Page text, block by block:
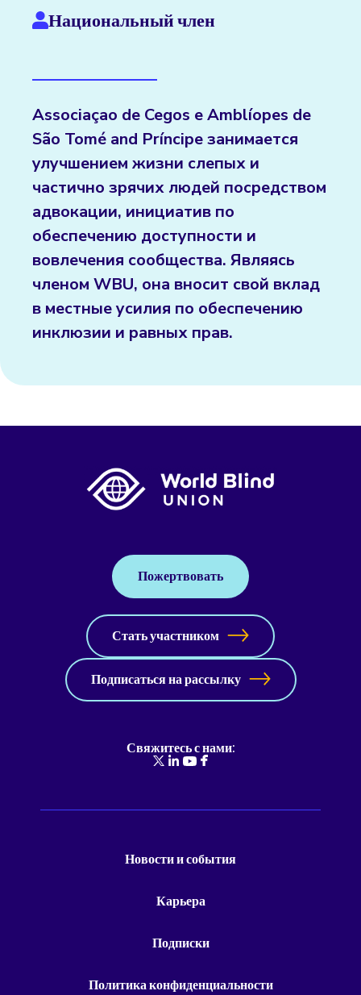
Национальный член
Associaçao de Cegos e Amblíopes de
São Tomé and Príncipe занимается
улучшением жизни слепых и
частично зрячих людей посредством
адвокации, инициатив по
обеспечению доступности и
вовлечения сообщества. Являясь
членом WBU, она вносит свой вклад
в местные усилия по обеспечению
инклюзии и равных прав.
Пожертвовать
Стать участником
Подписаться на рассылку
Свяжитесь с нами:
Новости и события
Карьера
Подписки
Политика конфиденциальности